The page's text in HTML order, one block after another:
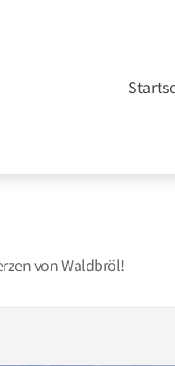
von Waldbröl!